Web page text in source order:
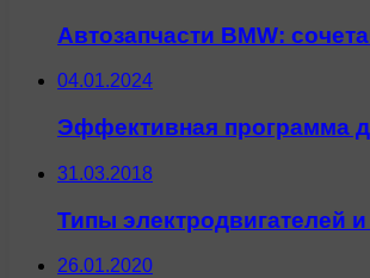
Автозапчасти BMW:
04.01.2024
Эффективная программа
31.03.2018
Типы электродвигателей
26.01.2020